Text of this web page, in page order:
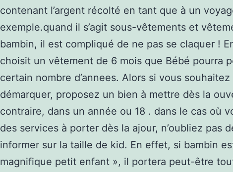
contenant l’argent récolté en tant que à un
exemple.quand il s’agit sous-vêtements et
bambin, il est compliqué de ne pas se claquer !
choisit un vêtement de 6 mois que Bébé pourra
certain nombre d’annees. Alors si vous souhaitez
démarquer, proposez un bien à mettre dès la
contraire, dans un année ou 18 . dans le cas où
des services à porter dès la ajour, n’oubliez pas
informer sur la taille de kid. En effet, si bambin
magnifique petit enfant », il portera peut-être